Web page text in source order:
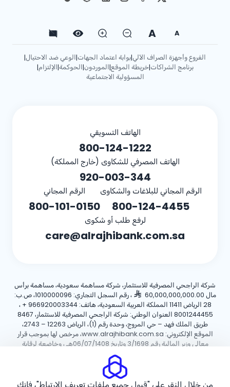
A
A
الفروع وأجهزة الصراف الآلي|بوابة اعتماد الجهات|الوعي ضد الاحتيال|
برنامج الشراكات|خريطة الموقع|الموردون|الحوكمة|الإلتزام|
المسؤولية الاجتماعية
الهاتف التسويقي
800-124-1222
الهاتف المصرفي للشكاوى (خارج المملكة)
920-003-344
الرقم المجاني للبلاغات والشكاوى
800-124-4455
الرقم المجاني
800-101-0150
لرفع طلب أو شكوى
care@alrajhibank.com.sa
شركة الراجحي المصرفية للاستثمار، شركة مساهمة سعودية، مساهمة برأس
مال 60,000,000,000.00
، رقم السجل التجاري: 1010000096، ص.ب:
28 الرياض 11411 المملكة العربية السعودية، هاتف:
+ 966920003344 ،
8001244455 العنوان الوطني: شركة الراجحي المصرفية للاستثمار، 8467
طريق الملك فهد – حي المروج، وحدة رقم (1)، الرياض 12263 – 2743،
الموقع الإلكتروني: www.alrajhibank.com.sa، مرخص لها بموجب قرار
معالي وزير المالية رقم 3/1698 وتاريخ 06/07/1408هـ ، وخاضعة لرقابة
وإشراف البنك المركزي السعودي.
سياسة ملفات تعريف الارتباطسياسة الخصوصية الأحكام والشروط